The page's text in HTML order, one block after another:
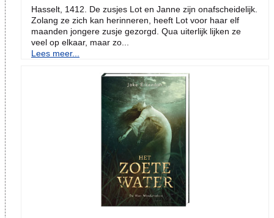
Hasselt, 1412. De zusjes Lot en Janne zijn onafscheidelijk.
Zolang ze zich kan herinneren, heeft Lot voor haar elf
maanden jongere zusje gezorgd. Qua uiterlijk lijken ze
veel op elkaar, maar zo...
Lees meer...